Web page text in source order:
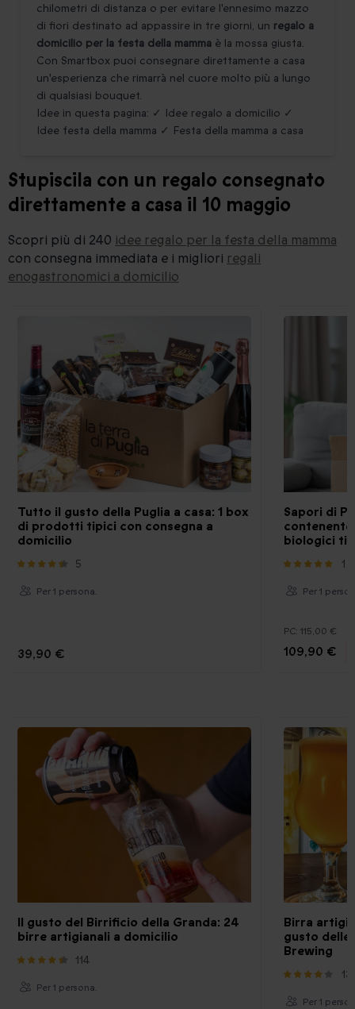
chilometri di distanza o per evitare l'ennesimo mazzo
di fiori destinato ad appassire in tre giorni, un regalo a
domicilio per la festa della mamma è la mossa giusta.
Con Smartbox puoi consegnare direttamente a casa
un'esperienza che rimarrà nel cuore molto più a lungo
di qualsiasi bouquet.
Idee in questa pagina: ✓ Idee regalo a domicilio ✓
Idee festa della mamma ✓ Festa della mamma a casa
Stupiscila con un regalo consegnato
direttamente a casa il 10 maggio
Scopri più di 240 idee regalo per la festa della mamma
con consegna immediata e i migliori regali
enogastronomici a domicilio
Tutto il gusto della Puglia a casa: 1 box
di prodotti tipici con consegna a
domicilio
5
Per 1 persona.
39,90 €
Sapori di
biologici
1
Per 1
PC: 115,00 €
109,90 €
Il gusto del Birrificio della Granda: 24
birre artigianali a domicilio
114
Per 1 persona.
Birra
gusto delle
Brewing
13
Per 1